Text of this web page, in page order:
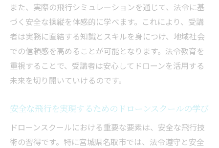
また、実際の飛行シミュレーションを通じて、法令に基
づく安全な操縦を体感的に学べます。これにより、受講
者は実務に直結する知識とスキルを身につけ、地域社会
での信頼感を高めることが可能となります。法令教育を
重視することで、受講者は安心してドローンを活用する
未来を切り開いていけるのです。
安全な飛行を実現するためのドローンスクールの学び
ドローンスクールにおける重要な要素は、安全な飛行技
術の習得です。特に宮城県名取市では、法令遵守と安全